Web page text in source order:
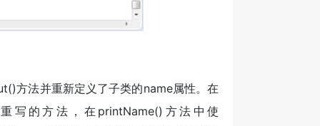
方法并重新定义了子类的name属性。在
写的方法，在printName()方法中使